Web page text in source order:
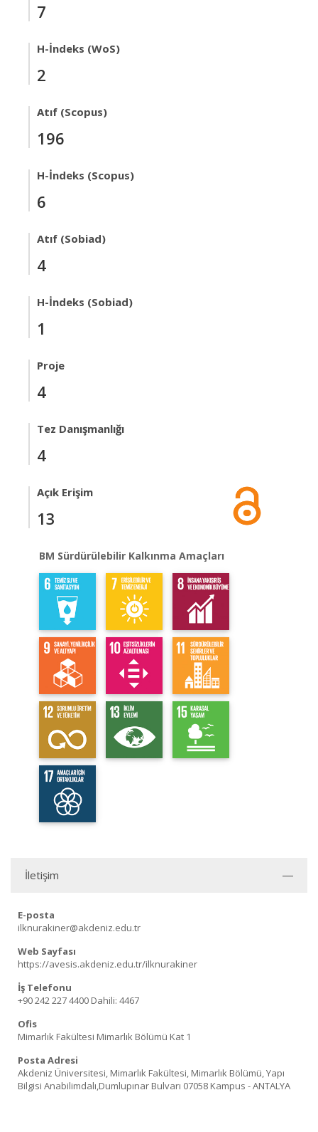
7
H-İndeks (WoS)
2
Atıf (Scopus)
196
H-İndeks (Scopus)
6
Atıf (Sobiad)
4
H-İndeks (Sobiad)
1
Proje
4
Tez Danışmanlığı
4
Açık Erişim
13
BM Sürdürülebilir Kalkınma Amaçları
İletişim
E-posta
ilknurakiner@akdeniz.edu.tr
Web Sayfası
https://avesis.akdeniz.edu.tr/ilknurakiner
İş Telefonu
+90 242 227 4400 Dahili: 4467
Ofis
Mimarlık Fakültesi Mimarlık Bölümü Kat 1
Posta Adresi
Akdeniz Üniversitesi, Mimarlık Fakültesi, Mimarlık Bölümü, Yapı
Bilgisi Anabilimdalı,Dumlupınar Bulvarı 07058 Kampus - ANTALYA